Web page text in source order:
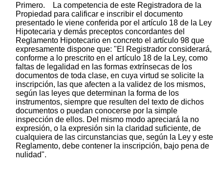
Primero. La competencia de este Registradora de la
Propiedad para calificar e inscribir el documento
presentado le viene conferida por el artículo 18 de la Ley
Hipotecaria y demás preceptos concordantes del
Reglamento Hipotecario en concreto el artículo 98 que
expresamente dispone que: "El Registrador considerará,
conforme a lo prescrito en el artículo 18 de la Ley, como
faltas de legalidad en las formas extrínsecas de los
documentos de toda clase, en cuya virtud se solicite la
inscripción, las que afecten a la validez de los mismos,
según las leyes que determinan la forma de los
instrumentos, siempre que resulten del texto de dichos
documentos o puedan conocerse por la simple
inspección de ellos. Del mismo modo apreciará la no
expresión, o la expresión sin la claridad suficiente, de
cualquiera de las circunstancias que, según la Ley y este
Reglamento, debe contener la inscripción, bajo pena de
nulidad".